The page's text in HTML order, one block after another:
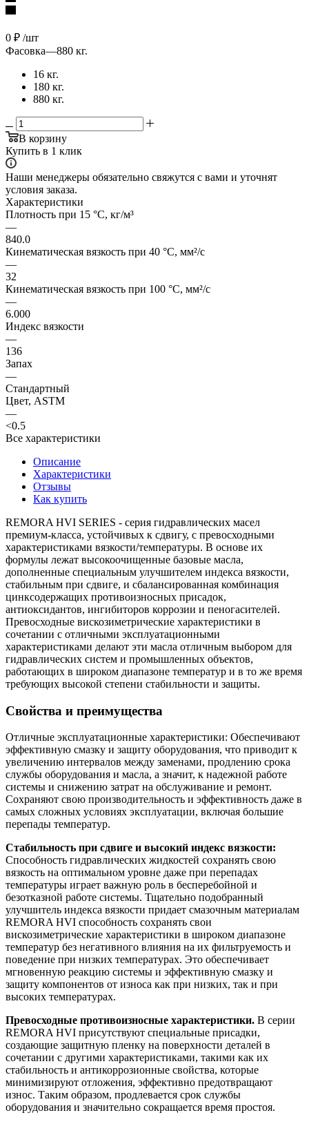
0 ₽ /шт
Фасовка—880 кг.
16 кг.
180 кг.
880 кг.
В корзину
Купить в 1 клик
Наши менеджеры обязательно свяжутся с вами и уточнят
условия заказа.
Характеристики
Плотность при 15 °C, кг/м³
—
840.0
Кинематическая вязкость при 40 °C, мм²/с
—
32
Кинематическая вязкость при 100 °C, мм²/с
—
6.000
Индекс вязкости
—
136
Запах
—
Стандартный
Цвет, ASTM
—
<0.5
Все характеристики
Описание
Характеристики
Отзывы
Как купить
REMORA HVI SERIES - серия гидравлических масел
премиум-класса, устойчивых к сдвигу, с превосходными
характеристиками вязкости/температуры. В основе их
формулы лежат высокоочищенные базовые масла,
дополненные специальным улучшителем индекса вязкости,
стабильным при сдвиге, и сбалансированная комбинация
цинксодержащих противоизносных присадок,
антиоксидантов, ингибиторов коррозии и пеногасителей.
Превосходные вискозиметрические характеристики в
сочетании с отличными эксплуатационными
характеристиками делают эти масла отличным выбором для
гидравлических систем и промышленных объектов,
работающих в широком диапазоне температур и в то же время
требующих высокой степени стабильности и защиты.
Свойства и преимущества
Отличные эксплуатационные характеристики: Обеспечивают
эффективную смазку и защиту оборудования, что приводит к
увеличению интервалов между заменами, продлению срока
службы оборудования и масла, а значит, к надежной работе
системы и снижению затрат на обслуживание и ремонт.
Сохраняют свою производительность и эффективность даже в
самых сложных условиях эксплуатации, включая большие
перепады температур.
Стабильность при сдвиге и высокий индекс вязкости:
Способность гидравлических жидкостей сохранять свою
вязкость на оптимальном уровне даже при перепадах
температуры играет важную роль в бесперебойной и
безотказной работе системы. Тщательно подобранный
улучшитель индекса вязкости придает смазочным материалам
REMORA HVI способность сохранять свои
вискозиметрические характеристики в широком диапазоне
температур без негативного влияния на их фильтруемость и
поведение при низких температурах. Это обеспечивает
мгновенную реакцию системы и эффективную смазку и
защиту компонентов от износа как при низких, так и при
высоких температурах.
Превосходные противоизносные характеристики. В серии
REMORA HVI присутствуют специальные присадки,
создающие защитную пленку на поверхности деталей в
сочетании с другими характеристиками, такими как их
стабильность и антикоррозионные свойства, которые
минимизируют отложения, эффективно предотвращают
износ. Таким образом, продлевается срок службы
оборудования и значительно сокращается время простоя.